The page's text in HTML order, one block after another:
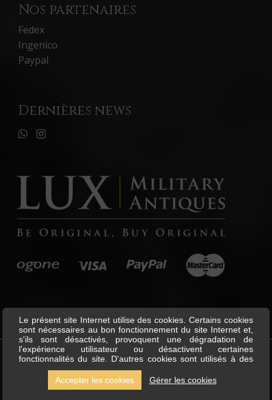
Nos partenaires
Fedex
Ingenico
Paypal
Dernières news
Lux Military Antiques
Reserved.
Le présent site Internet utilise des cookies. Certains cookies
sont nécessaires au bon fonctionnement du site Internet et,
s'ils sont désactivés, provoquent une dégradation de
l'expérience utilisateur ou désactivent certaines
fonctionnalités du site. D'autres cookies sont utilisés à des
fins d'analyse ou de marketing. Les cookies nous permettent
de personnaliser le contenu et les annonces, d'offrir des
fonctionnalités relatives aux médias sociaux et d'analyser
Accepter les cookies Gérer les cookies